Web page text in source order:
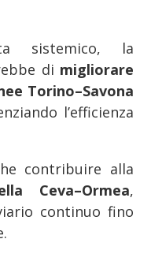
sistemico, la
di migliorare
Torino–Savona
l’efficienza
contribuire alla
Ceva–Ormea,
continuo fino